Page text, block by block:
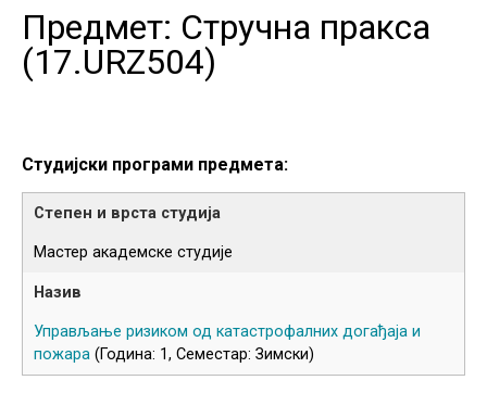
Предмет: Стручна пракса
(17.URZ504)
Студијски програми предмета:
Мастер академске студије
Управљање ризиком од катастрофалних догађаја и
пожара (Година: 1, Семестар: Зимски)